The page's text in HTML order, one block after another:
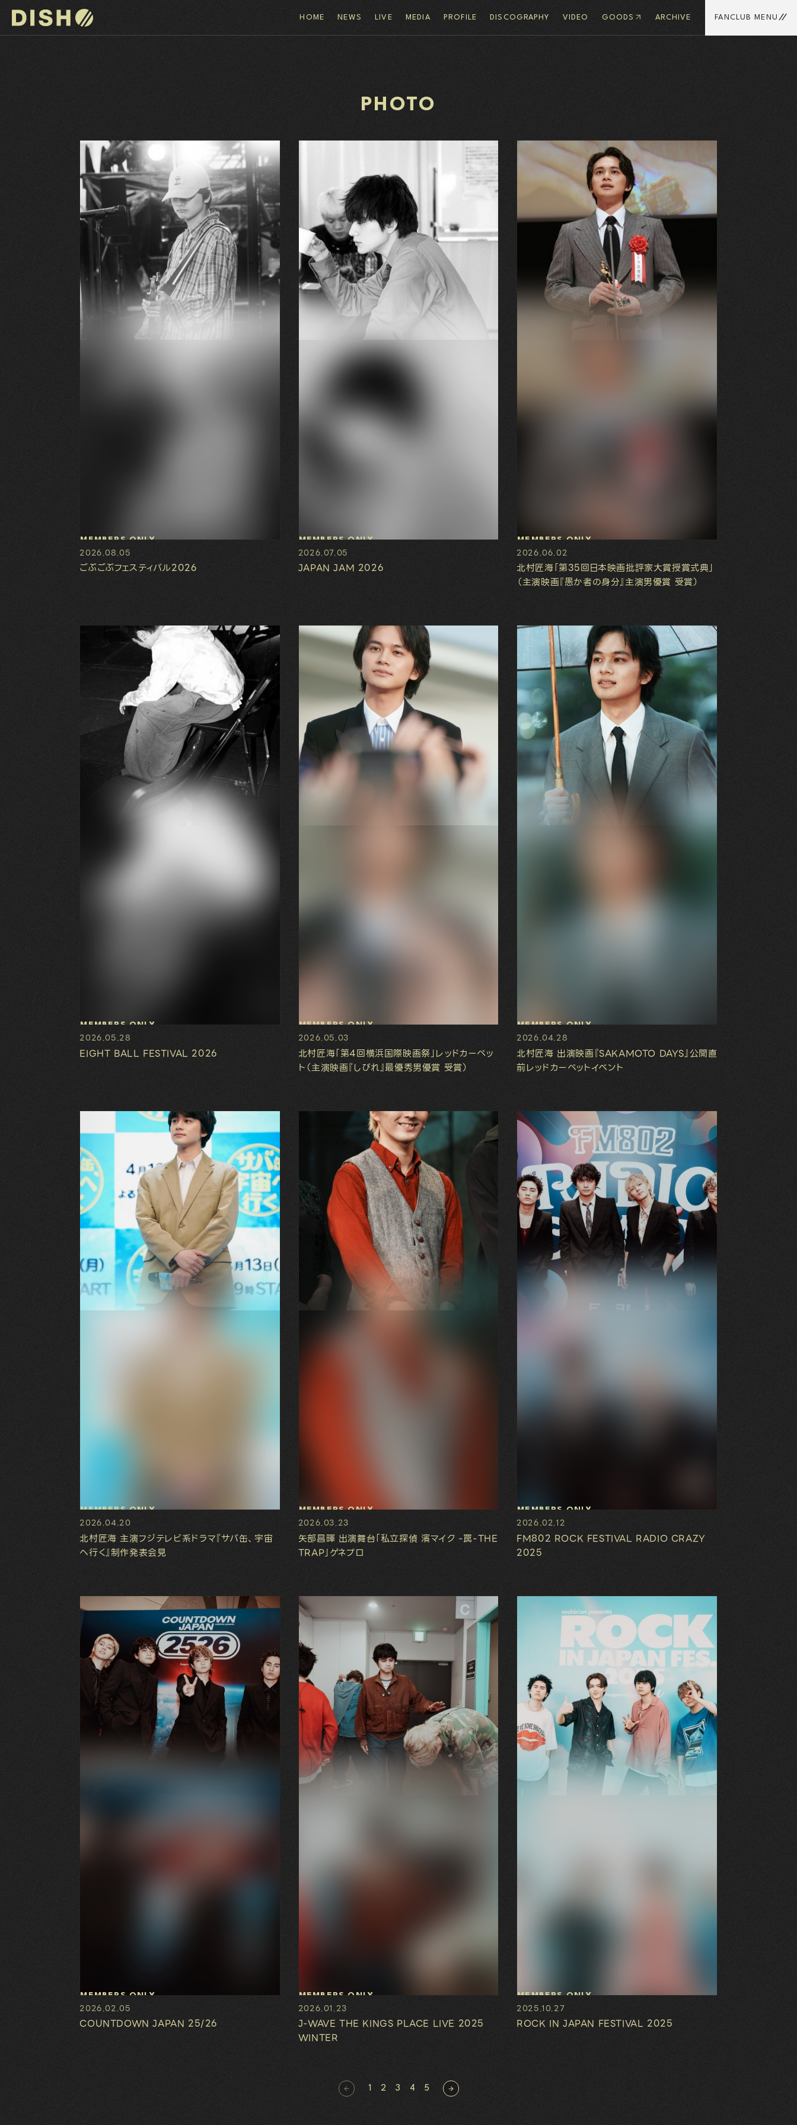
DISH// サイトトップへ NEWS LIVE MEDIA PROFILE DISCOGRAPHY VIDEO GOODS ARCHIVE
HOME FANCLUB MENU
PHOTO
MEMBERS ONLY
2026.08.05
ごぶごぶフェスティバル2026
MEMBERS ONLY
2026.07.05
JAPAN JAM 2026
MEMBERS ONLY
2026.06.02
北村匠海「第35回日本映画批評家大賞授賞式典」
（主演映画『愚か者の身分』主演男優賞 受賞）
MEMBERS ONLY
2026.05.28
EIGHT BALL FESTIVAL 2026
MEMBERS ONLY
2026.05.03
北村匠海「第4回横浜国際映画祭」レッドカーペッ
ト（主演映画『しびれ』最優秀男優賞 受賞）
MEMBERS ONLY
2026.04.28
北村匠海 出演映画『SAKAMOTO DAYS』公開直
前レッドカーペットイベント
MEMBERS ONLY
2026.04.20
北村匠海 主演フジテレビ系ドラマ『サバ缶、宇宙
へ行く』制作発表会見
MEMBERS ONLY
2026.03.23
矢部昌暉 出演舞台「私立探偵 濱マイク -罠-THE
TRAP」ゲネプロ
MEMBERS ONLY
2026.02.12
FM802 ROCK FESTIVAL RADIO CRAZY
2025
MEMBERS ONLY
2026.02.05
COUNTDOWN JAPAN 25/26
MEMBERS ONLY
2026.01.23
J-WAVE THE KINGS PLACE LIVE 2025
WINTER
MEMBERS ONLY
2025.10.27
ROCK IN JAPAN FESTIVAL 2025
前のページはありません
1 2 3 4 5